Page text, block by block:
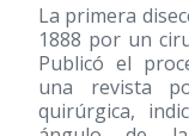
La primera
1888 por un
Publicó el
una revista
quirúrgica,